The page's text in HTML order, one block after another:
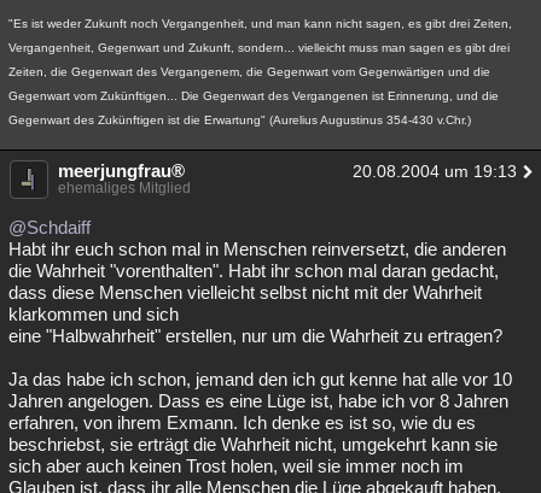
"Es ist weder Zukunft noch Vergangenheit, und man kann nicht sagen, es gibt drei Zeiten,
Vergangenheit, Gegenwart und Zukunft, sondern... vielleicht muss man sagen es gibt drei
Zeiten, die Gegenwart des Vergangenem, die Gegenwart vom Gegenwärtigen und die
Gegenwart vom Zukünftigen... Die Gegenwart des Vergangenen ist Erinnerung, und die
Gegenwart des Zukünftigen ist die Erwartung" (Aurelius Augustinus 354-430 v.Chr.)
meerjungfrau® 20.08.2004 um 19:13
ehemaliges Mitglied
@Schdaiff
Habt ihr euch schon mal in Menschen reinversetzt, die anderen
die Wahrheit "vorenthalten". Habt ihr schon mal daran gedacht,
dass diese Menschen vielleicht selbst nicht mit der Wahrheit
klarkommen und sich
eine "Halbwahrheit" erstellen, nur um die Wahrheit zu ertragen?
Ja das habe ich schon, jemand den ich gut kenne hat alle vor 10
Jahren angelogen. Dass es eine Lüge ist, habe ich vor 8 Jahren
erfahren, von ihrem Exmann. Ich denke es ist so, wie du es
beschriebst, sie erträgt die Wahrheit nicht, umgekehrt kann sie
sich aber auch keinen Trost holen, weil sie immer noch im
Glauben ist, dass ihr alle Menschen die Lüge abgekauft haben.